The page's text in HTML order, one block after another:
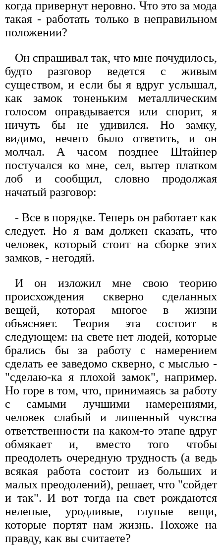
когда привернут неровно. Что это за мода
такая - работать только в неправильном
положении?
Он спрашивал так, что мне почудилось,
будто разговор ведется с живым
существом, и если бы я вдруг услышал,
как замок тоненьким металлическим
голосом оправдывается или спорит, я
ничуть бы не удивился. Но замку,
видимо, нечего было ответить, и он
молчал. А часом позднее Штайнер
постучался ко мне, сел, вытер платком
лоб и сообщил, словно продолжая
начатый разговор:
- Все в порядке. Теперь он работает как
следует. Но я вам должен сказать, что
человек, который стоит на сборке этих
замков, - негодяй.
И он изложил мне свою теорию
происхождения скверно сделанных
вещей, которая многое в жизни
объясняет. Теория эта состоит в
следующем: на свете нет людей, которые
брались бы за работу с намерением
сделать ее заведомо скверно, с мыслью -
"сделаю-ка я плохой замок", например.
Но горе в том, что, принимаясь за работу
с самыми лучшими намерениями,
человек слабый и лишенный чувства
ответственности на каком-то этапе вдруг
обмякает и, вместо того чтобы
преодолеть очередную трудность (а ведь
всякая работа состоит из больших и
малых преодолений), решает, что "сойдет
и так". И вот тогда на свет рождаются
нелепые, уродливые, глупые вещи,
которые портят нам жизнь. Похоже на
правду, как вы считаете?